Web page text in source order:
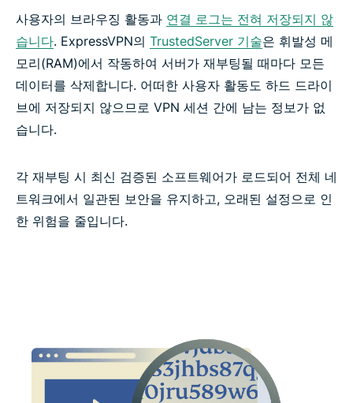
ExpressMailGuard로 안전하게 보호되는 이메일
Identity Defender (미국 구독자 전용)
ExpressVPN MCP 서버로 VPN 자동화하기
신뢰할 수 있는 VPN의 핵심 기능은?
ExpressVPN 기능 vs 무료 VPN 기능
ExpressVPN에 대한 사용자 평가
사용자의 브라우징 활동과 연결 로그는 전혀 저장되지 않
습니다. ExpressVPN의 TrustedServer 기술은 휘발성 메
모리(RAM)에서 작동하여 서버가 재부팅될 때마다 모든
데이터를 삭제합니다. 어떠한 사용자 활동도 하드 드라이
브에 저장되지 않으므로 VPN 세션 간에 남는 정보가 없
습니다.
각 재부팅 시 최신 검증된 소프트웨어가 로드되어 전체 네
트워크에서 일관된 보안을 유지하고, 오래된 설정으로 인
한 위험을 줄입니다.